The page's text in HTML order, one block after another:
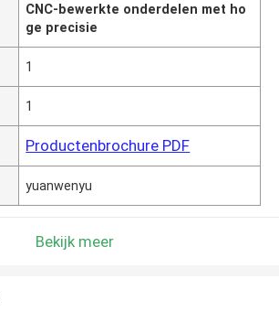
CNC-bewerkte onderdelen met ho
ge precisie
1
1
Productenbrochure PDF
yuanwenyu
Bekijk meer